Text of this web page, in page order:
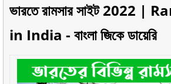
ভারতে রামসার সাইট 2022 |
in India - বাংলা জিকে ডায়েরি